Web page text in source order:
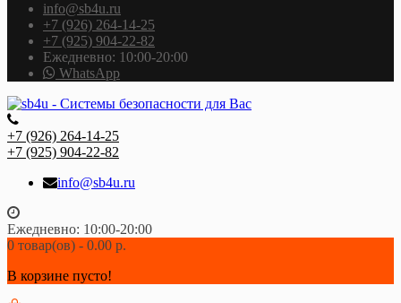
info@sb4u.ru
+7 (926) 264-14-25
+7 (925) 904-22-82
Ежедневно: 10:00-20:00
WhatsApp
+7 (926) 264-14-25
+7 (925) 904-22-82
info@sb4u.ru
Ежедневно: 10:00-20:00
0 товар(ов) - 0.00 р.
В корзине пусто!